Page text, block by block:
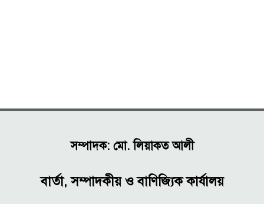
সম্পাদক: মো. লিয়াকত আলী
বার্তা, সম্পাদকীয় ও বাণিজ্যিক কার্যালয়